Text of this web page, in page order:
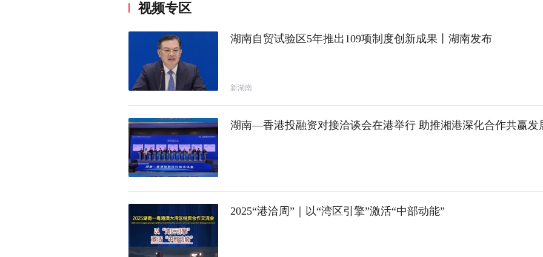
视频专区
湖南自贸试验区5年推出109项制度创新成果丨湖南发布
新湖南
湖南—香港投融资对接洽谈会在港举行 助推湘港深化合作共赢发
2025“港洽周”｜以“湾区引擎”激活“中部动能”